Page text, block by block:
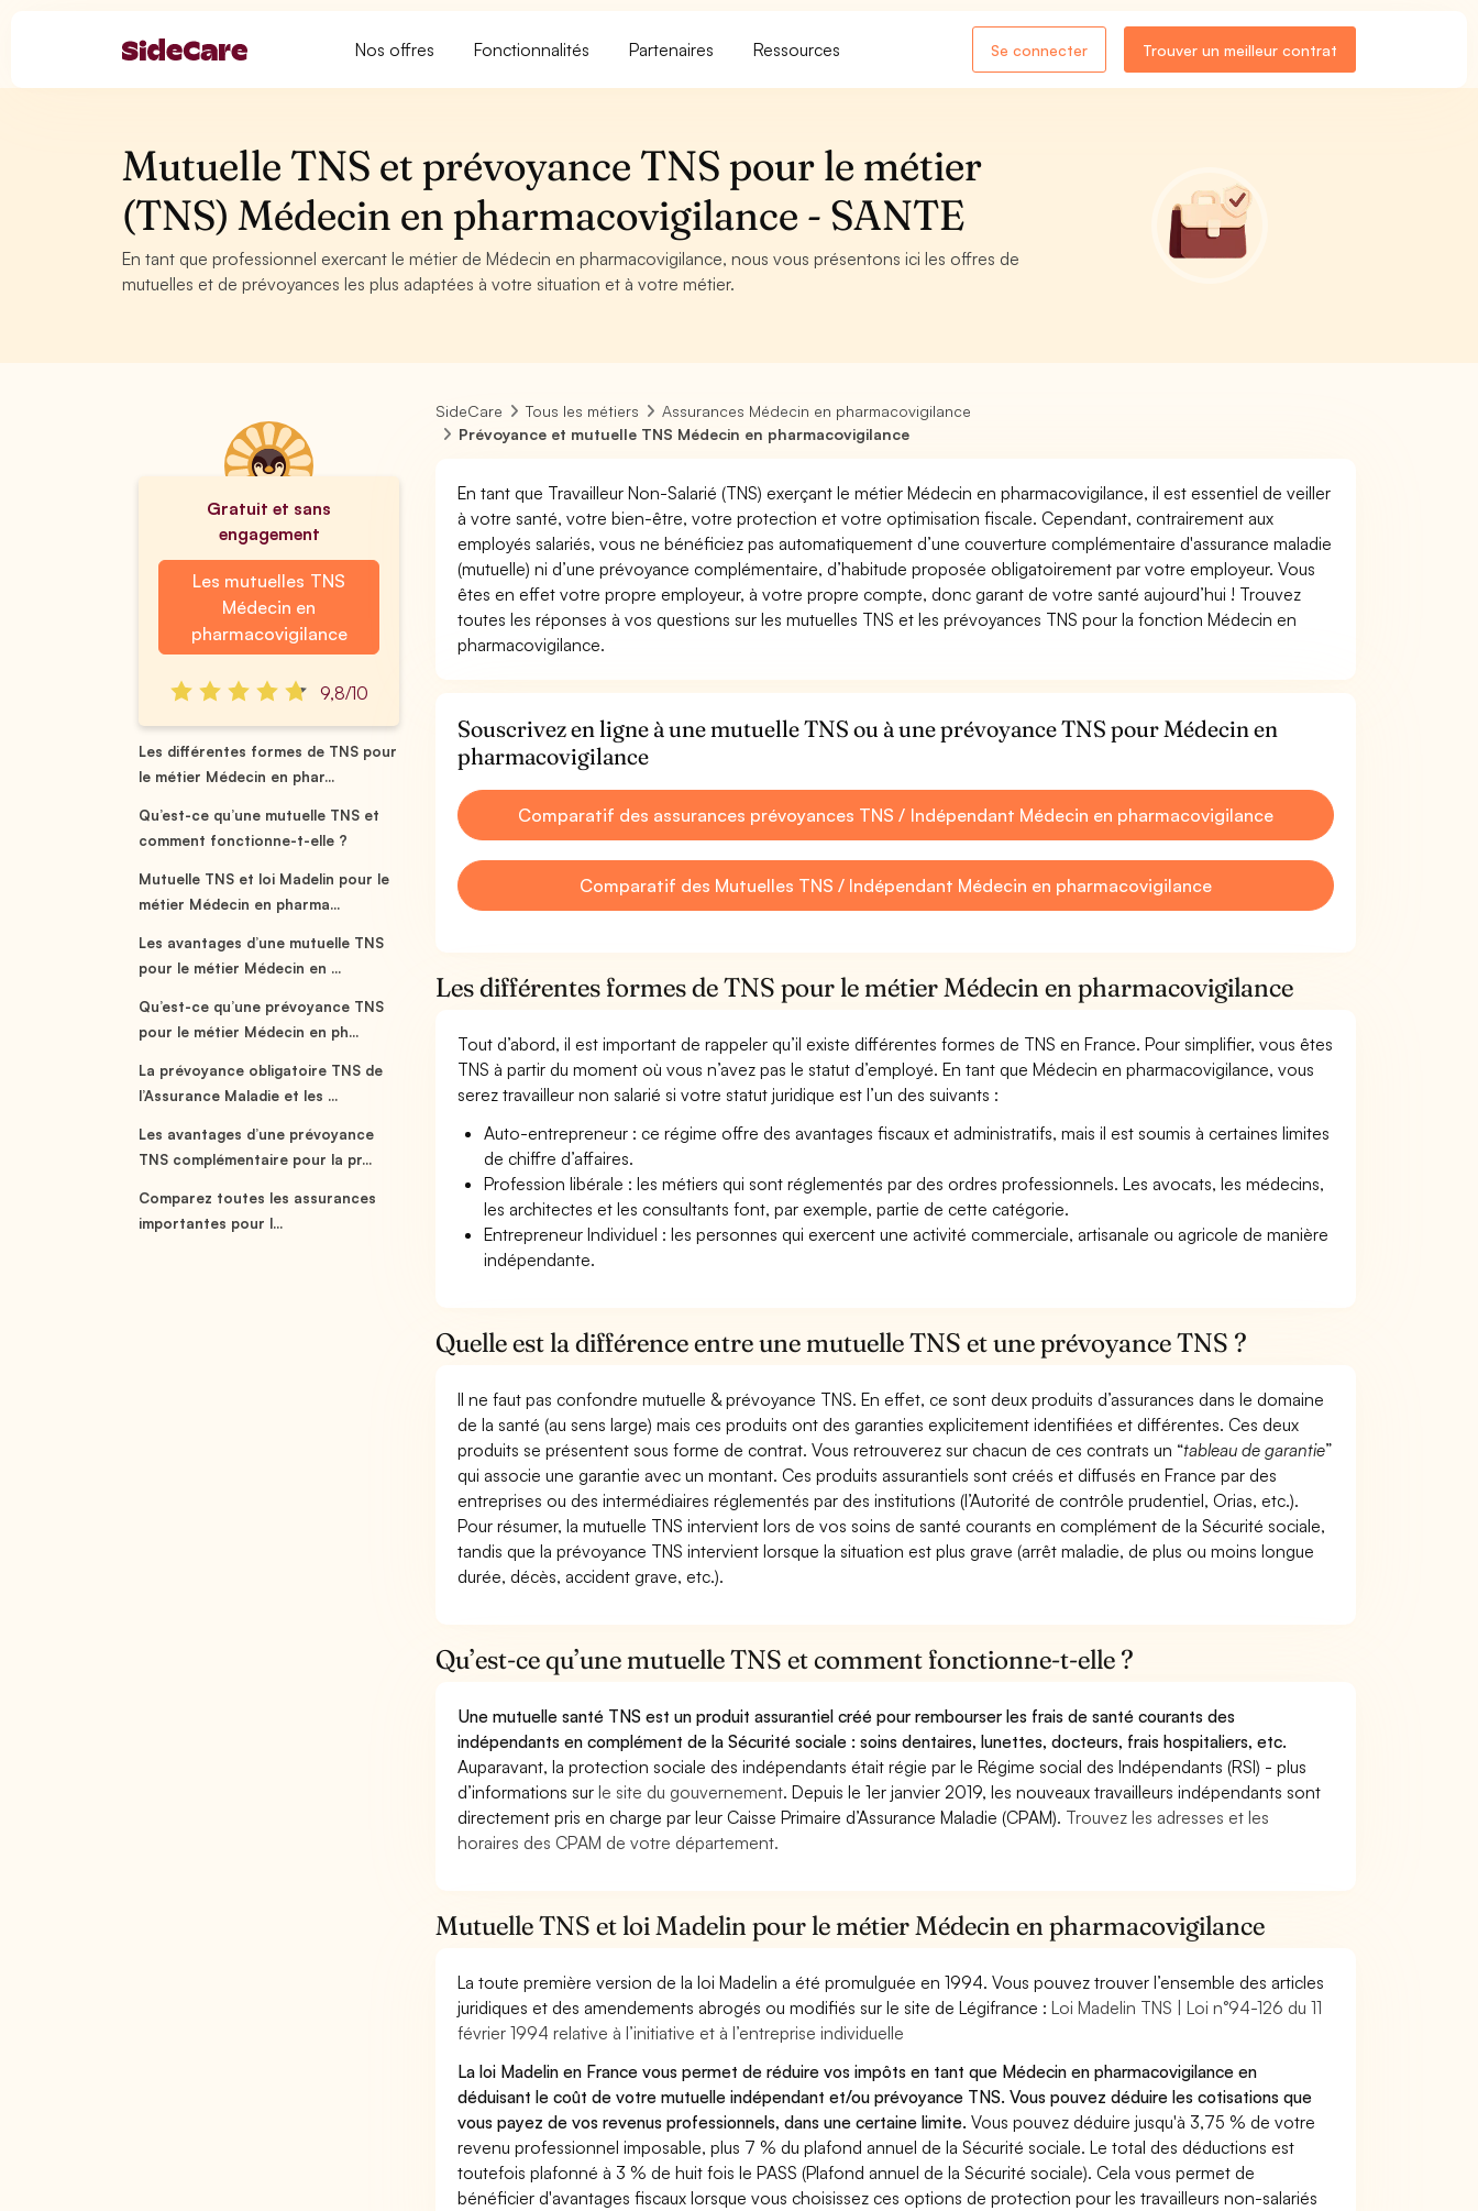
Nos offres Fonctionnalités Partenaires Ressources Se connecter Trouver un meilleur contrat
Mutuelle TNS et prévoyance TNS pour le métier
(TNS) Médecin en pharmacovigilance - SANTE
En tant que professionnel exercant le métier de Médecin en pharmacovigilance, nous vous présentons ici les offres de
mutuelles et de prévoyances les plus adaptées à votre situation et à votre métier.
Gratuit et sans
engagement
Les mutuelles TNS
Médecin en
pharmacovigilance
9,8/10
Les différentes formes de TNS pour
le métier Médecin en phar...
Qu’est-ce qu’une mutuelle TNS et
comment fonctionne-t-elle ?
Mutuelle TNS et loi Madelin pour le
métier Médecin en pharma...
Les avantages d’une mutuelle TNS
pour le métier Médecin en ...
Qu’est-ce qu’une prévoyance TNS
pour le métier Médecin en ph...
La prévoyance obligatoire TNS de
l’Assurance Maladie et les ...
Les avantages d’une prévoyance
TNS complémentaire pour la pr...
Comparez toutes les assurances
importantes pour l...
SideCare Tous les métiers
Assurances Médecin en pharmacovigilance
Prévoyance et mutuelle TNS Médecin en pharmacovigilance
En tant que Travailleur Non-Salarié (TNS) exerçant le métier Médecin en pharmacovigilance, il est essentiel de veiller
à votre santé, votre bien-être, votre protection et votre optimisation fiscale. Cependant, contrairement aux
employés salariés, vous ne bénéficiez pas automatiquement d’une couverture complémentaire d'assurance maladie
(mutuelle) ni d’une prévoyance complémentaire, d’habitude proposée obligatoirement par votre employeur. Vous
êtes en effet votre propre employeur, à votre propre compte, donc garant de votre santé aujourd’hui ! Trouvez
toutes les réponses à vos questions sur les mutuelles TNS et les prévoyances TNS pour la fonction Médecin en
pharmacovigilance.
Souscrivez en ligne à une mutuelle TNS ou à une prévoyance TNS pour Médecin en
pharmacovigilance
Comparatif des assurances prévoyances TNS / Indépendant Médecin en pharmacovigilance
Comparatif des Mutuelles TNS / Indépendant Médecin en pharmacovigilance
Les différentes formes de TNS pour le métier Médecin en pharmacovigilance
Tout d’abord, il est important de rappeler qu’il existe différentes formes de TNS en France. Pour simplifier, vous êtes
TNS à partir du moment où vous n’avez pas le statut d’employé. En tant que Médecin en pharmacovigilance, vous
serez travailleur non salarié si votre statut juridique est l’un des suivants :
Auto-entrepreneur : ce régime offre des avantages fiscaux et administratifs, mais il est soumis à certaines limites
de chiffre d’affaires.
Profession libérale : les métiers qui sont réglementés par des ordres professionnels. Les avocats, les médecins,
les architectes et les consultants font, par exemple, partie de cette catégorie.
Entrepreneur Individuel : les personnes qui exercent une activité commerciale, artisanale ou agricole de manière
indépendante.
Quelle est la différence entre une mutuelle TNS et une prévoyance TNS ?
Il ne faut pas confondre mutuelle & prévoyance TNS. En effet, ce sont deux produits d’assurances dans le domaine
de la santé (au sens large) mais ces produits ont des garanties explicitement identifiées et différentes. Ces deux
produits se présentent sous forme de contrat. Vous retrouverez sur chacun de ces contrats un “tableau de garantie”
qui associe une garantie avec un montant. Ces produits assurantiels sont créés et diffusés en France par des
entreprises ou des intermédiaires réglementés par des institutions (l’Autorité de contrôle prudentiel, Orias, etc.).
Pour résumer, la mutuelle TNS intervient lors de vos soins de santé courants en complément de la Sécurité sociale,
tandis que la prévoyance TNS intervient lorsque la situation est plus grave (arrêt maladie, de plus ou moins longue
durée, décès, accident grave, etc.).
Qu’est-ce qu’une mutuelle TNS et comment fonctionne-t-elle ?
Une mutuelle santé TNS est un produit assurantiel créé pour rembourser les frais de santé courants des
indépendants en complément de la Sécurité sociale : soins dentaires, lunettes, docteurs, frais hospitaliers, etc.
Auparavant, la protection sociale des indépendants était régie par le Régime social des Indépendants (RSI) - plus
d’informations surle site du gouvernement. Depuis le 1er janvier 2019, les nouveaux travailleurs indépendants sont
directement pris en charge par leur Caisse Primaire d’Assurance Maladie (CPAM). Trouvez les adresses et les
horaires des CPAM de votre département.
Mutuelle TNS et loi Madelin pour le métier Médecin en pharmacovigilance
La toute première version de la loi Madelin a été promulguée en 1994. Vous pouvez trouver l’ensemble des articles
juridiques et des amendements abrogés ou modifiés sur le site de Légifrance :Loi Madelin TNS | Loi n°94-126 du 11
février 1994 relative à l’initiative et à l’entreprise individuelle
La loi Madelin en France vous permet de réduire vos impôts en tant que Médecin en pharmacovigilance en
déduisant le coût de votre mutuelle indépendant et/ou prévoyance TNS. Vous pouvez déduire les cotisations que
vous payez de vos revenus professionnels, dans une certaine limite.Vous pouvez déduire jusqu'à 3,75 % de votre
revenu professionnel imposable, plus 7 % du plafond annuel de la Sécurité sociale. Le total des déductions est
toutefois plafonné à 3 % de huit fois le PASS (Plafond annuel de la Sécurité sociale). Cela vous permet de
bénéficier d'avantages fiscaux lorsque vous choisissez ces options de protection pour les travailleurs non-salariés